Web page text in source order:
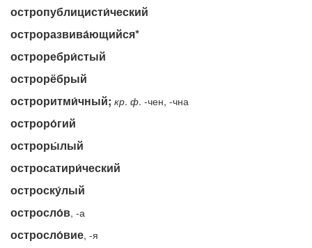
остропублицисти́ческий
остроразвива́ющийся*
остроребри́стый
острорёбрый
остроритми́чный; кр. ф. -чен, -чна
остроро́гий
остроры́лый
остросатири́ческий
остроску́лый
остросло́в, -а
остросло́вие, -я